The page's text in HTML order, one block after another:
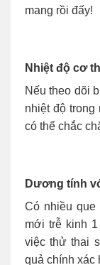
mang rồi đấy!
Nhiệt độ cơ
Nếu theo dõi
nhiệt độ
có thể chắc
Dương tính
Có nhiều que
mới trễ kinh
việc thử thai
quả chính xác